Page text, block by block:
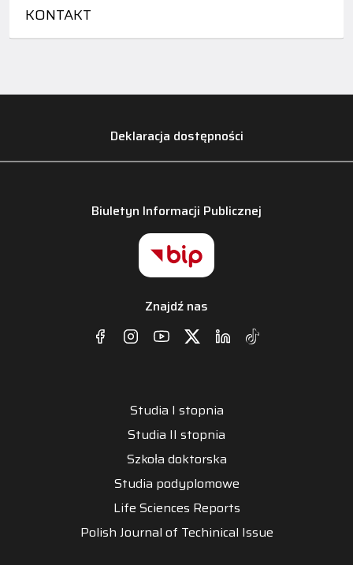
KONTAKT
Deklaracja dostępności
Biuletyn Informacji Publicznej
Znajdź nas
Studia I stopnia
Studia II stopnia
Szkoła doktorska
Studia podyplomowe
Life Sciences Reports
Polish Journal of Techinical Issue